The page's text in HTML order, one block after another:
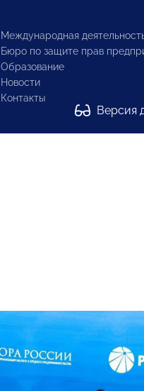
Международная
Бюро по защите прав
Образование
Новости
Контакты
Версия